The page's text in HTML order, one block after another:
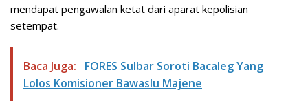
mendapat pengawalan ketat dari aparat kepolisian
setempat.
Baca Juga:
FORES Sulbar Soroti Bacaleg Yang
Lolos Komisioner Bawaslu Majene